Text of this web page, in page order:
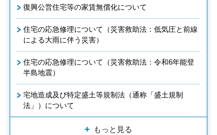
復興公営住宅等の家賃無償化について
住宅の応急修理について（災害救助法：低気圧と前線
による大雨に伴う災害）
住宅の応急修理について（災害救助法：令和6年能登
半島地震）
宅地造成及び特定盛土等規制法（通称「盛土規制
法」）について
もっと見る